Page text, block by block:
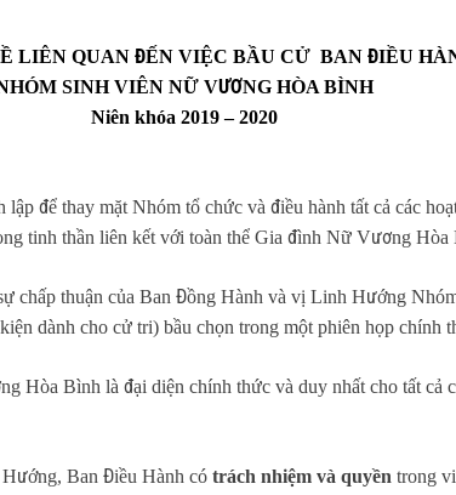
LIÊN QUAN ĐẾN VIỆC BẦU CỬ BAN ĐIỀU
SINH VIÊN NỮ VƯƠNG HÒA BÌNH
Niên khóa 2019 – 2020
để thay mặt Nhóm tổ chức và điều hành tất cả các
tinh thần liên kết với toàn thể Gia đình Nữ Vương Hòa
chấp thuận của Ban Đồng Hành và vị Linh Hướng
dành cho cử tri) bầu chọn trong một phiên họp chính
Hòa Bình là đại diện chính thức và duy nhất cho tất cả
Ban Điều Hành có trách nhiệm và quyền trong